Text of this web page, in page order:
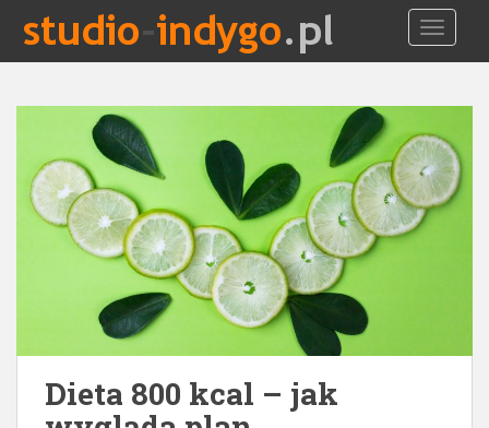
i
Dieta 800 kcal – jak